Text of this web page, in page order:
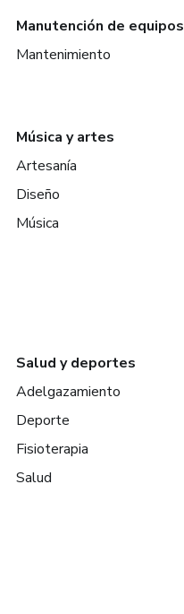
Manutención de equipos
Mantenimiento
Música y artes
Artesanía
Diseño
Música
Salud y deportes
Adelgazamiento
Deporte
Fisioterapia
Salud